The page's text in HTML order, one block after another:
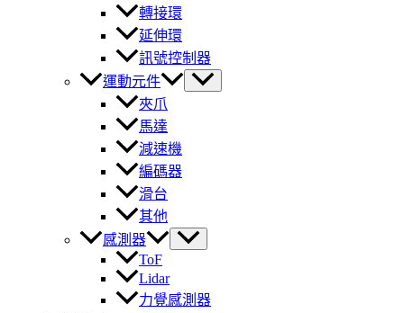
轉接環
延伸環
訊號控制器
運動元件
夾爪
馬達
減速機
編碼器
滑台
其他
感測器
ToF
Lidar
力覺感測器